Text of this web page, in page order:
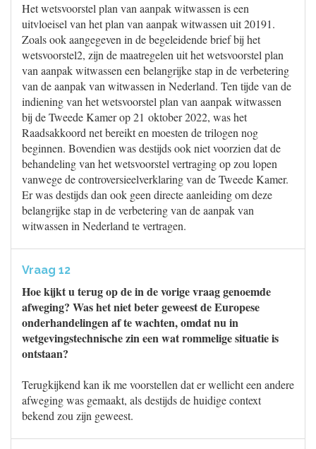
Het wetsvoorstel plan van aanpak witwassen is een
uitvloeisel van het plan van aanpak witwassen uit 20191.
Zoals ook aangegeven in de begeleidende brief bij het
wetsvoorstel2, zijn de maatregelen uit het wetsvoorstel plan
van aanpak witwassen een belangrijke stap in de verbetering
van de aanpak van witwassen in Nederland. Ten tijde van de
indiening van het wetsvoorstel plan van aanpak witwassen
bij de Tweede Kamer op 21 oktober 2022, was het
Raadsakkoord net bereikt en moesten de trilogen nog
beginnen. Bovendien was destijds ook niet voorzien dat de
behandeling van het wetsvoorstel vertraging op zou lopen
vanwege de controversieelverklaring van de Tweede Kamer.
Er was destijds dan ook geen directe aanleiding om deze
belangrijke stap in de verbetering van de aanpak van
witwassen in Nederland te vertragen.
Vraag 12
Hoe kijkt u terug op de in de vorige vraag genoemde
afweging? Was het niet beter geweest de Europese
onderhandelingen af te wachten, omdat nu in
wetgevingstechnische zin een wat rommelige situatie is
ontstaan?
Terugkijkend kan ik me voorstellen dat er wellicht een andere
afweging was gemaakt, als destijds de huidige context
bekend zou zijn geweest.